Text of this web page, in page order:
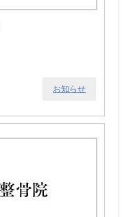
お知らせ